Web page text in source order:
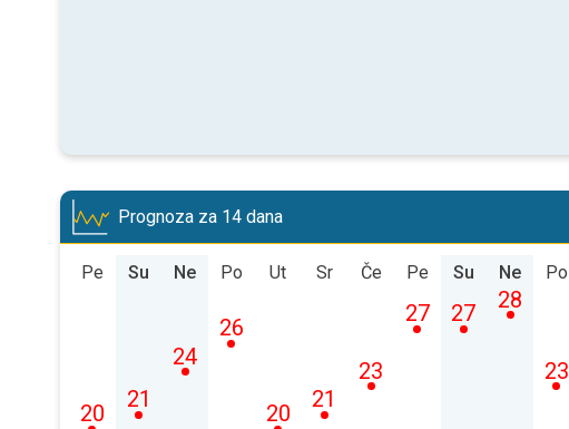
Prognoza za 14 dana
Pe
20
Su
21
Ne
24
Po
26
Ut
20
Sr
21
Če
23
Pe
27
Su
27
Ne
28
Po
23